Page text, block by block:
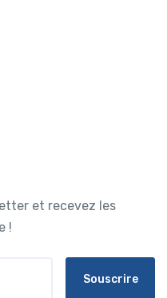
et recevez les
!
Souscrire